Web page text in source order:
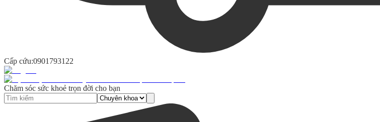
Cấp cứu:0901793122
Chăm sóc sức khoẻ trọn đời cho bạn